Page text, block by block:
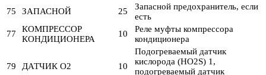
75
ЗАПАСНОЙ 25
Запасной предохранитель, если
есть
77
КОМПРЕССОР
КОНДИЦИОНЕРА
10
Реле муфты компрессора
кондиционера
79 ДАТЧИК O2 10
Подогреваемый датчик
кислорода (HO2S) 1,
подогреваемый датчик